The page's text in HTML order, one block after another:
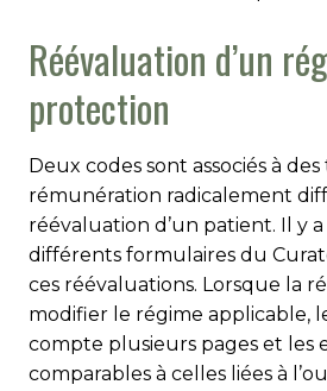
Réévaluation d’un
protection
Deux codes sont associés à
rémunération radicalement
réévaluation d’un patient. Il y a
différents formulaires du
ces réévaluations. Lorsque la
modifier le régime applicable,
compte plusieurs pages et les
comparables à celles liées à